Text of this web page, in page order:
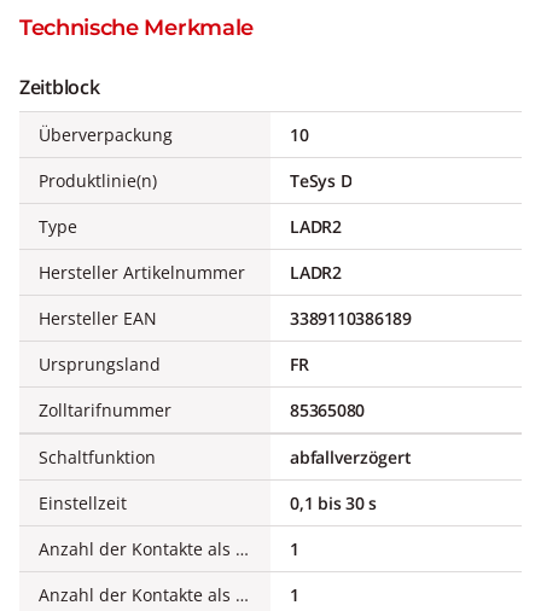
Technische Merkmale
Zeitblock
Überverpackung
10
Produktlinie(n)
TeSys D
Type
LADR2
Hersteller Artikelnummer
LADR2
Hersteller EAN
3389110386189
Ursprungsland
FR
Zolltarifnummer
85365080
Schaltfunktion
abfallverzögert
Einstellzeit
0,1 bis 30 s
Anzahl der Kontakte als Schließer
1
Anzahl der Kontakte als Öffner
1